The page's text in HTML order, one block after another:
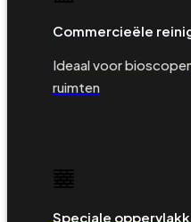
Commercieële
Ideaal voor
ruimten
Speciale